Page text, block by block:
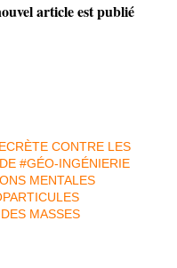
article est publié
CONTRE LES
#GÉO-INGÉNIERIE
MENTALES
MASSES